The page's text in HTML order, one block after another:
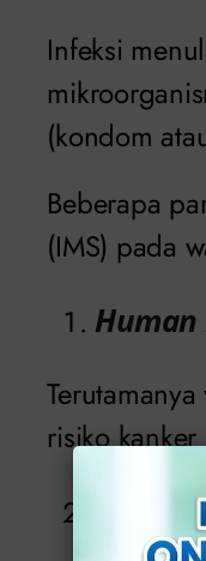
Infeksi
(kondom
Beberapa
(IMS) pada
risiko